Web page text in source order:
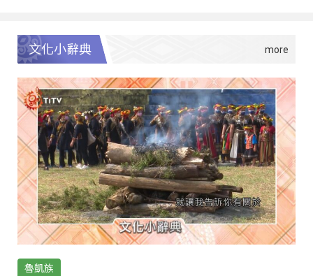
文化小辭典
魯凱族